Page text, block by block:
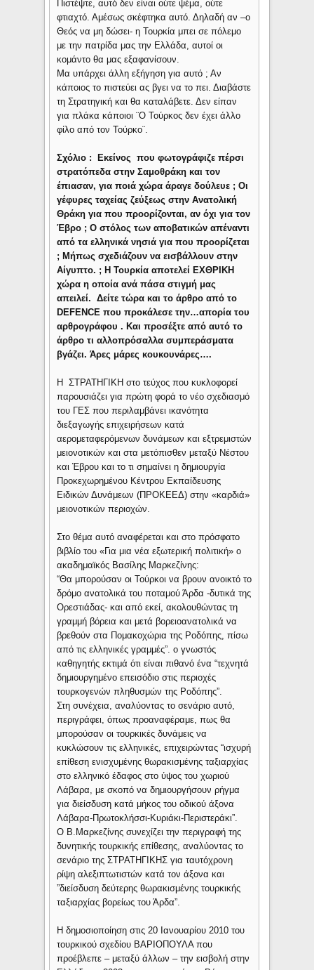
Πιστέψτε, αυτό δεν είναι ούτε ψέμα, ούτε
φτιαχτό. Αμέσως σκέφτηκα αυτό. Δηλαδή αν –ο
Θεός να μη δώσει- η Τουρκία μπει σε πόλεμο
με την πατρίδα μας την Ελλάδα, αυτοί οι
κομάντο θα μας εξαφανίσουν.
Μα υπάρχει άλλη εξήγηση για αυτό ; Αν
κάποιος το πιστεύει ας βγει να το πει. Διαβάστε
τη Στρατηγική και θα καταλάβετε. Δεν είπαν
για πλάκα κάποιοι ¨Ο Τούρκος δεν έχει άλλο
φίλο από τον Τούρκο¨.
Σχόλιο : Εκείνος που φωτογράφιζε πέρσι
στρατόπεδα στην Σαμοθράκη και τον
έπιασαν, για ποιά χώρα άραγε δούλευε ; Οι
γέφυρες ταχείας ζεύξεως στην Ανατολική
Θράκη για που προορίζονται, αν όχι για τον
Έβρο ; Ο στόλος των αποβατικών απέναντι
από τα ελληνικά νησιά για που προορίζεται
; Μήπως σχεδιάζουν να εισβάλλουν στην
Αίγυπτο. ; Η Τουρκία αποτελεί ΕΧΘΡΙΚΗ
χώρα η οποία ανά πάσα στιγμή μας
απειλεί. Δείτε τώρα και το άρθρο από το
DEFENCE που προκάλεσε την…απορία του
αρθρογράφου . Και προσέξτε από αυτό το
άρθρο τι αλλοπρόσαλλα συμπεράσματα
βγάζει. Άρες μάρες κουκουνάρες….
Η ΣΤΡΑΤΗΓΙΚΗ στο τεύχος που κυκλοφορεί
παρουσιάζει για πρώτη φορά το νέο σχεδιασμό
του ΓΕΣ που περιλαμβάνει ικανότητα
διεξαγωγής επιχειρήσεων κατά
αερομεταφερόμενων δυνάμεων και εξτρεμιστών
μειονοτικών και στα μετόπισθεν μεταξύ Νέστου
και Έβρου και το τι σημαίνει η δημιουργία
Προκεχωρημένου Κέντρου Εκπαίδευσης
Ειδικών Δυνάμεων (ΠΡΟΚΕΕΔ) στην «καρδιά»
μειονοτικών περιοχών.
Στο θέμα αυτό αναφέρεται και στο πρόσφατο
βιβλίο του «Για μια νέα εξωτερική πολιτική» ο
ακαδημαϊκός Βασίλης Μαρκεζίνης:
“Θα μπορούσαν οι Τούρκοι να βρουν ανοικτό το
δρόμο ανατολικά του ποταμού Άρδα -δυτικά της
Ορεστιάδας- και από εκεί, ακολουθώντας τη
γραμμή βόρεια και μετά βορειοανατολικά να
βρεθούν στα Πομακοχώρια της Ροδόπης, πίσω
από τις ελληνικές γραμμές”. ο γνωστός
καθηγητής εκτιμά ότι είναι πιθανό ένα “τεχνητά
δημιουργημένο επεισόδιο στις περιοχές
τουρκογενών πληθυσμών της Ροδόπης”.
Στη συνέχεια, αναλύοντας το σενάριο αυτό,
περιγράφει, όπως προαναφέραμε, πως θα
μπορούσαν οι τουρκικές δυνάμεις να
κυκλώσουν τις ελληνικές, επιχειρώντας “ισχυρή
επίθεση ενισχυμένης θωρακισμένης ταξιαρχίας
στο ελληνικό έδαφος στο ύψος του χωριού
Λάβαρα, με σκοπό να δημιουργήσουν ρήγμα
για διείσδυση κατά μήκος του οδικού άξονα
Λάβαρα-Πρωτοκλήσσι-Κυριάκι-Περιστεράκι”.
Ο Β.Μαρκεζίνης συνεχίζει την περιγραφή της
δυνητικής τουρκικής επίθεσης, αναλύοντας το
σενάριο της ΣΤΡΑΤΗΓΙΚΗΣ για ταυτόχρονη
ρίψη αλεξιπτωτιστών κατά τον άξονα και
”διείσδυση δεύτερης θωρακισμένης τουρκικής
ταξιαρχίας βορείως του Άρδα”.
Η δημοσιοποίηση στις 20 Ιανουαρίου 2010 του
τουρκικού σχεδίου ΒΑΡΙΟΠΟΥΛΑ που
προέβλεπε – μεταξύ άλλων – την εισβολή στην